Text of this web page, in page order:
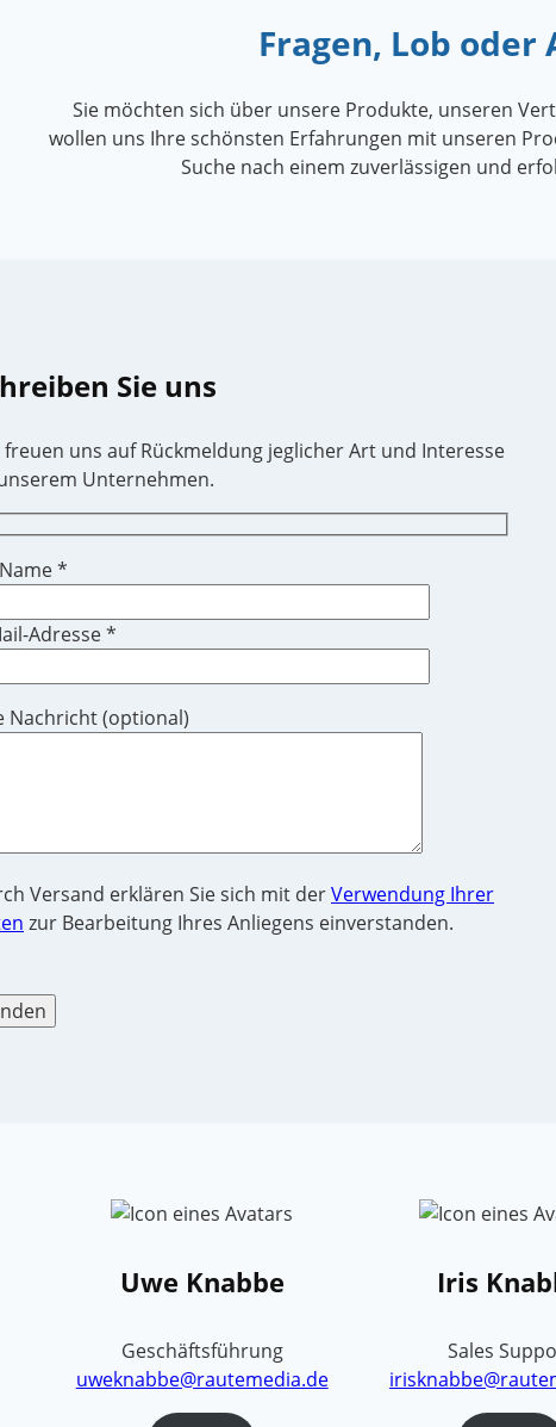
Fragen, Lob oder
Sie möchten sich über unsere Produkte, unseren
wollen uns Ihre schönsten Erfahrungen mit unseren
Suche nach einem zuverlässigen und
Sie uns
freuen uns auf Rückmeldung jeglicher Art und Interesse
Unternehmen.
*
Adresse *
Nachricht (optional)
Versand erklären Sie sich mit derVerwendung Ihrer
zur Bearbeitung Ihres Anliegens einverstanden.
Uwe Knabbe
Geschäftsführung
uweknabbe@rautemedia.de
Iris
Sales